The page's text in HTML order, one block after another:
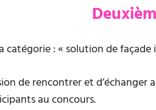
catégorie : « solution de
de rencontrer et
au concours.